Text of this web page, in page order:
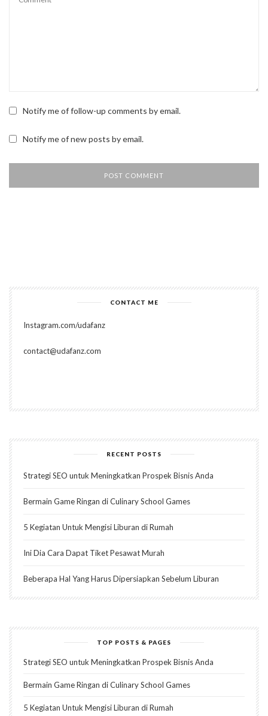
Notify me of follow-up comments by email.
Notify me of new posts by email.
CONTACT ME
Instagram.com/udafanz
contact@udafanz.com
RECENT POSTS
Strategi SEO untuk Meningkatkan Prospek Bisnis Anda
Bermain Game Ringan di Culinary School Games
5 Kegiatan Untuk Mengisi Liburan di Rumah
Ini Dia Cara Dapat Tiket Pesawat Murah
Beberapa Hal Yang Harus Dipersiapkan Sebelum Liburan
TOP POSTS & PAGES
Strategi SEO untuk Meningkatkan Prospek Bisnis Anda
Bermain Game Ringan di Culinary School Games
5 Kegiatan Untuk Mengisi Liburan di Rumah